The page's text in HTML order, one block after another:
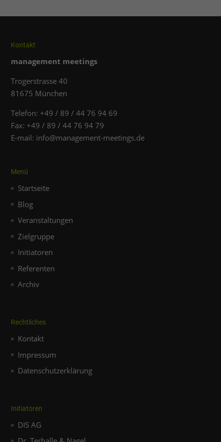
Kontakt
management meetings
Trogerstrasse 40
81675 München
Telefon: +49 / 89 / 44 76 94 69
Fax: +49 / 89 / 44 76 94 79
E-mail: info@management-meetings.de
Menü
Startseite
Blog
Veranstaltungen
Zielgruppe
Initiatoren
Referenten
Archiv
Rechtliches
Kontakt
Impressum
Datenschutzerklärung
Initiatoren
DIS AG
Inhalte von Videoplattformen und Social-Media-Plattformen
Datenschutzerklärung